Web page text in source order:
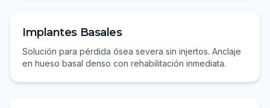
Implantes Basales
Solución para pérdida ósea severa sin injertos. Anclaje
en hueso basal denso con rehabilitación inmediata.